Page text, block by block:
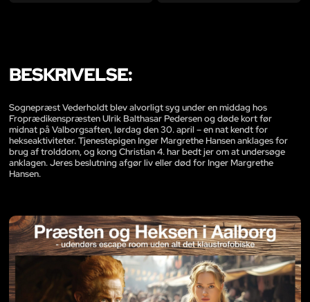
BESKRIVELSE:
Sognepræst Vederholdt blev alvorligt syg under en middag hos
Froprædikenspræsten Ulrik Balthasar Pedersen og døde kort før
midnat på Valborgsaften, lørdag den 30. april – en nat kendt for
hekseaktiviteter. Tjenestepigen Inger Margrethe Hansen anklages for
brug af trolddom, og kong Christian 4. har bedt jer om at undersøge
anklagen. Jeres beslutning afgør liv eller død for Inger Margrethe
Hansen.